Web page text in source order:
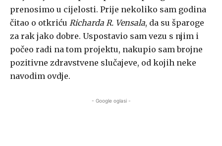
prenosimo u cijelosti. Prije nekoliko sam godina
čitao o otkriću Richarda R. Vensala, da su šparoge
za rak jako dobre. Uspostavio sam vezu s njim i
počeo radi na tom projektu, nakupio sam brojne
pozitivne zdravstvene slučajeve, od kojih neke
navodim ovdje.
- Google oglasi -